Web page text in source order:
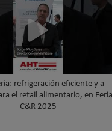
refrigeración eficiente y a
el retail alimentario, en Feria
C&R 2025